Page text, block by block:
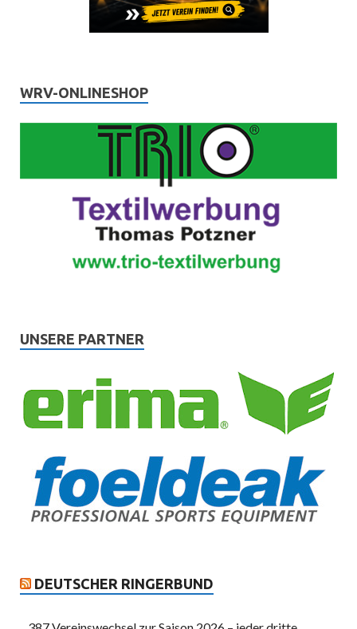
WRV-ONLINESHOP
UNSERE PARTNER
DEUTSCHER RINGERBUND